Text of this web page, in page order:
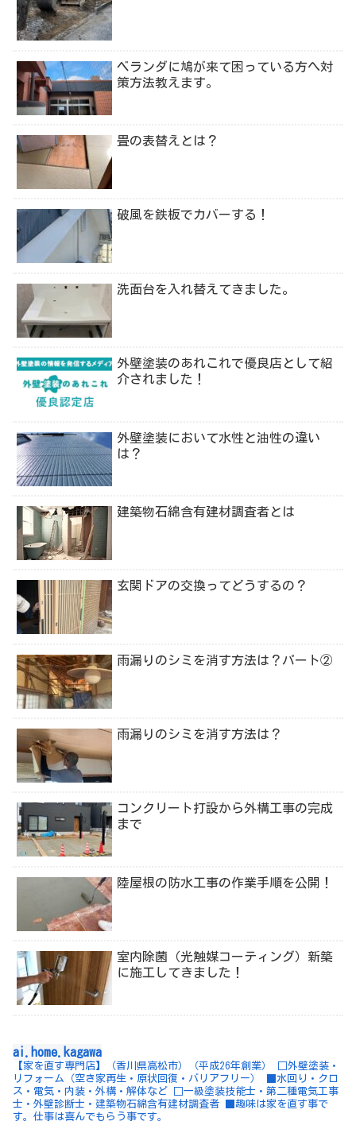
ベランダに鳩が来て困っている方へ対
策方法教えます。
畳の表替えとは？
破風を鉄板でカバーする！
洗面台を入れ替えてきました。
外壁塗装のあれこれで優良店として紹
介されました！
外壁塗装において水性と油性の違い
は？
建築物石綿含有建材調査者とは
玄関ドアの交換ってどうするの？
雨漏りのシミを消す方法は？パート②
雨漏りのシミを消す方法は？
コンクリート打設から外構工事の完成
まで
陸屋根の防水工事の作業手順を公開！
室内除菌（光触媒コーティング）新築
に施工してきました！
ai.home.kagawa
【家を直す専門店】（香川県高松市）（平成26年創業）
□外壁塗装・
リフォーム（空き家再生・原状回復・バリアフリー）
■水回り・クロ
ス・電気・内装・外構・解体など
□一級塗装技能士・第二種電気工事
士・外壁診断士・建築物石綿含有建材調査者 ■趣味は家を直す事で
す。仕事は喜んでもらう事です。